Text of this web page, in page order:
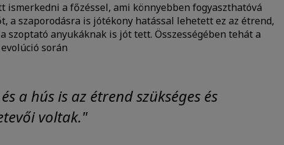
ismerkedni a főzéssel, ami könnyebben fogyaszthatóvá
a szaporodásra is jótékony hatással lehetett ez az étrend,
szoptató anyukáknak is jót tett. Összességében tehát a
során
a hús is az étrend szükséges és
voltak."